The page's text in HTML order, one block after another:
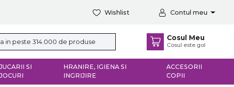
Wishlist Contul meu
Cosul Meu
Cosul este gol
JUCARII SI
JOCURI
HRANIRE, IGIENA SI
INGRIJIRE
ACCESORII
COPII